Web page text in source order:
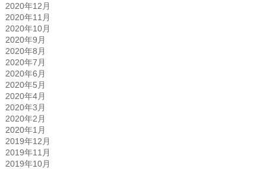
2020年12月
2020年11月
2020年10月
2020年9月
2020年8月
2020年7月
2020年6月
2020年5月
2020年4月
2020年3月
2020年2月
2020年1月
2019年12月
2019年11月
2019年10月